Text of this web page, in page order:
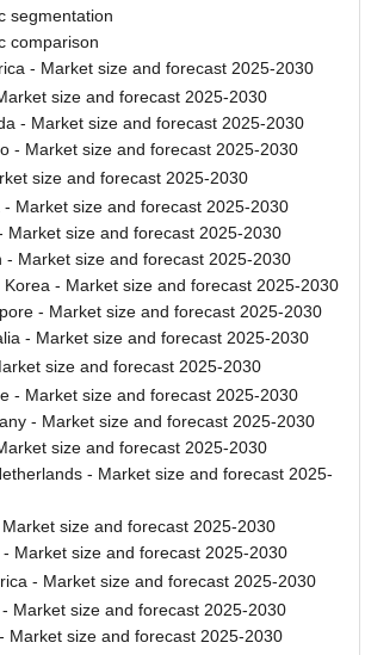
segmentation
comparison
- Market size and forecast 2025-2030
size and forecast 2025-2030
- Market size and forecast 2025-2030
- Market size and forecast 2025-2030
size and forecast 2025-2030
- Market size and forecast 2025-2030
Market size and forecast 2025-2030
- Market size and forecast 2025-2030
Korea - Market size and forecast 2025-2030
- Market size and forecast 2025-2030
- Market size and forecast 2025-2030
size and forecast 2025-2030
- Market size and forecast 2025-2030
- Market size and forecast 2025-2030
size and forecast 2025-2030
- Market size and forecast 2025-
size and forecast 2025-2030
Market size and forecast 2025-2030
- Market size and forecast 2025-2030
Market size and forecast 2025-2030
Market size and forecast 2025-2030